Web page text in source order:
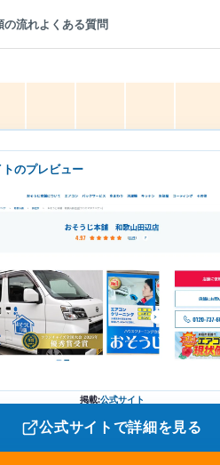
の流れよくある質問
のプレビュー
掲載:公式サイト
公式サイトで詳細を見る